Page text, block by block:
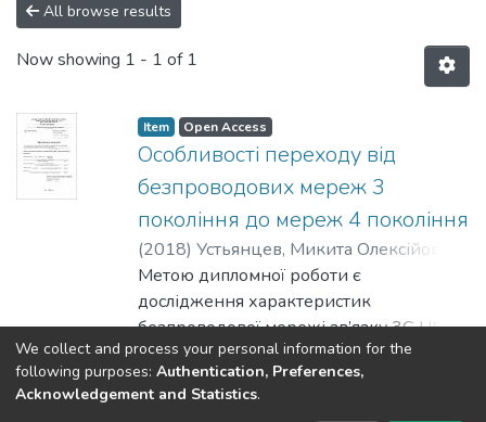
All browse results
Now showing 1 - 1 of 1
Item Open Access
Особливості переходу від
безпроводових мереж 3
покоління до мереж 4 покоління
(2018) Устьянцев, Микита Олексійович
Лазебний, Володимир Семенович
Метою дипломної роботи є
дослідження характеристик
безпроводової мережі зв’язку 3G UMTS
та 4G LTE із застосування програмного
середовища Atoll.
Результатом роботи є розраховані
Show more
We collect and process your personal information for the
following purposes: Authentication, Preferences,
Acknowledgement and Statistics.